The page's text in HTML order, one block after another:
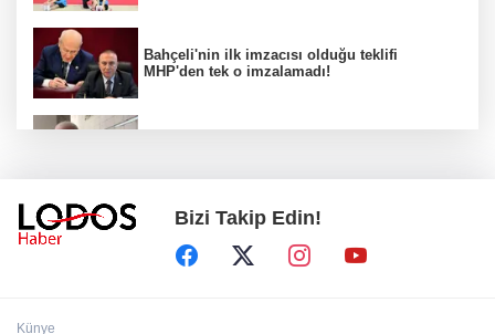
Bahçeli'nin ilk imzacısı olduğu teklifi
MHP'den tek o imzalamadı!
Zafer Partisi Genel Başkanı Özdağ:
eminim."!
Bizi Takip Edin!
Künye